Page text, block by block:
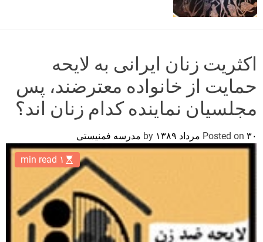
e
اکثریت زنان ایرانی به لایحه
حمایت از خانواده معترضند، پس
مجلسیان نماینده کدام زنان اند؟
Posted on ۳۰ مرداد ۱۳۸۹ مدرسه فمنیستی
۱ min read